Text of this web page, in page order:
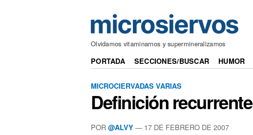
Olvidamos vitaminarnos y supermineralizarnos
PORTADA SECCIONES/BUSCAR HUMOR
MICROCIERVADAS VARIAS
Definición recurrente
POR @ALVY — 17 DE FEBRERO DE 2007